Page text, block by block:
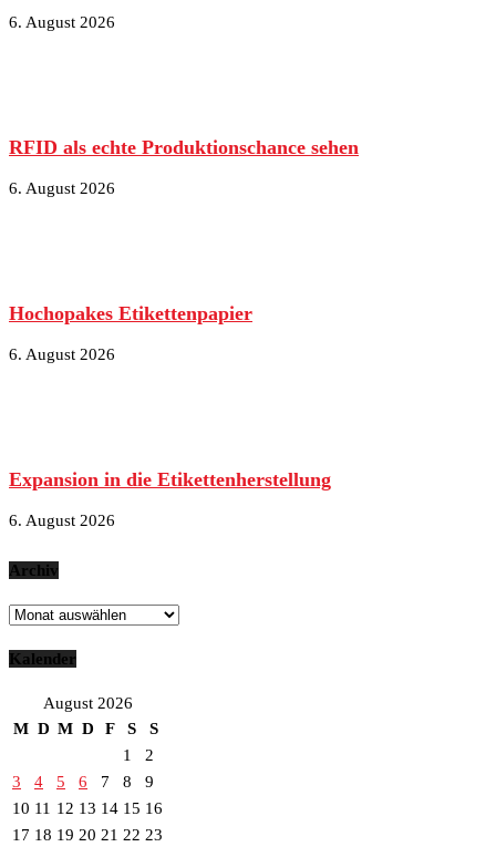
6. August 2026
RFID als echte Produktionschance sehen
6. August 2026
Hochopakes Etikettenpapier
6. August 2026
Expansion in die Etikettenherstellung
6. August 2026
Archiv
Archiv
Kalender
August 2026
M D M D F S
S
1
2
3
4 5 6 7 8
9
10 11 12 13 14 15 16
17 18 19 20 21 22 23